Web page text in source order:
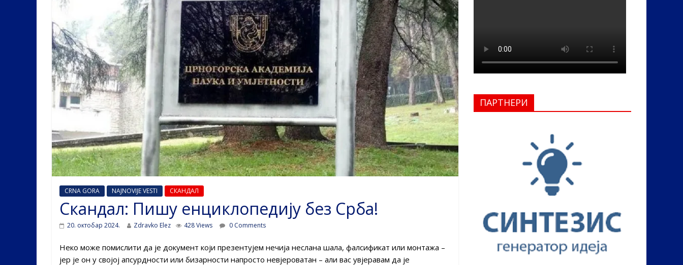
CRNA GORA NAJNOVIJE VESTI СКАНДАЛ
Скандал: Пишу енциклопедију без Срба!
20. октобар 2024. Zdravko Elez 428 Views 0 Comments
Неко може помислити да је документ који презентујем нечија неслана шала, фалсификат или монтажа –
јер је он у својој апсурдности или бизарности напросто невјероватан – али вас увјеравам да је
ПАРТНЕРИ